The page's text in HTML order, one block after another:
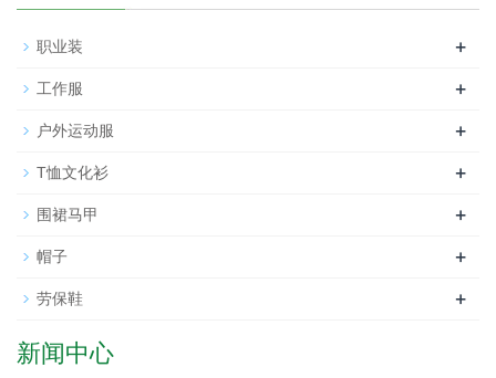
+
职业装
+
工作服
+
户外运动服
+
T恤文化衫
+
围裙马甲
+
帽子
+
劳保鞋
新闻中心